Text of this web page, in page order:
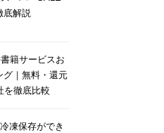
底解説
籍サービスお
グ｜無料・還元
を徹底比較
凍保存ができ